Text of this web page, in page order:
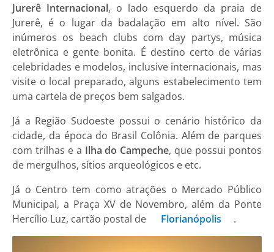
Jurerê Internacional, o lado esquerdo da praia de
Jurerê, é o lugar da badalação em alto nível. São
inúmeros os beach clubs com day partys, música
eletrônica e gente bonita. É destino certo de várias
celebridades e modelos, inclusive internacionais, mas
visite o local preparado, alguns estabelecimento tem
uma cartela de preços bem salgados.
Já a Região Sudoeste possui o cenário histórico da
cidade, da época do Brasil Colônia. Além de parques
com trilhas e a Ilha do Campeche, que possui pontos
de mergulhos, sítios arqueológicos e etc.
Já o Centro tem como atrações o Mercado Público
Municipal, a Praça XV de Novembro, além da Ponte
Hercílio Luz, cartão postal de
Florianópolis .